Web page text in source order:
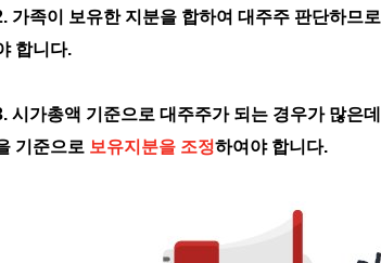
가족이 보유한 지분을 합하여 대주주 판단하므로
합니다.
시가총액 기준으로 대주주가 되는 경우가 많은데
기준으로 보유지분을 조정하여야 합니다.